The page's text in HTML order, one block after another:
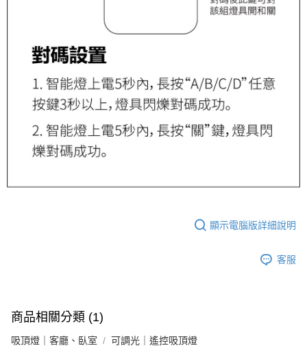
顯示電腦版詳細說明
客服
商品相關分類 (1)
吸頂燈｜客廳、臥室 可調光｜遙控吸頂燈